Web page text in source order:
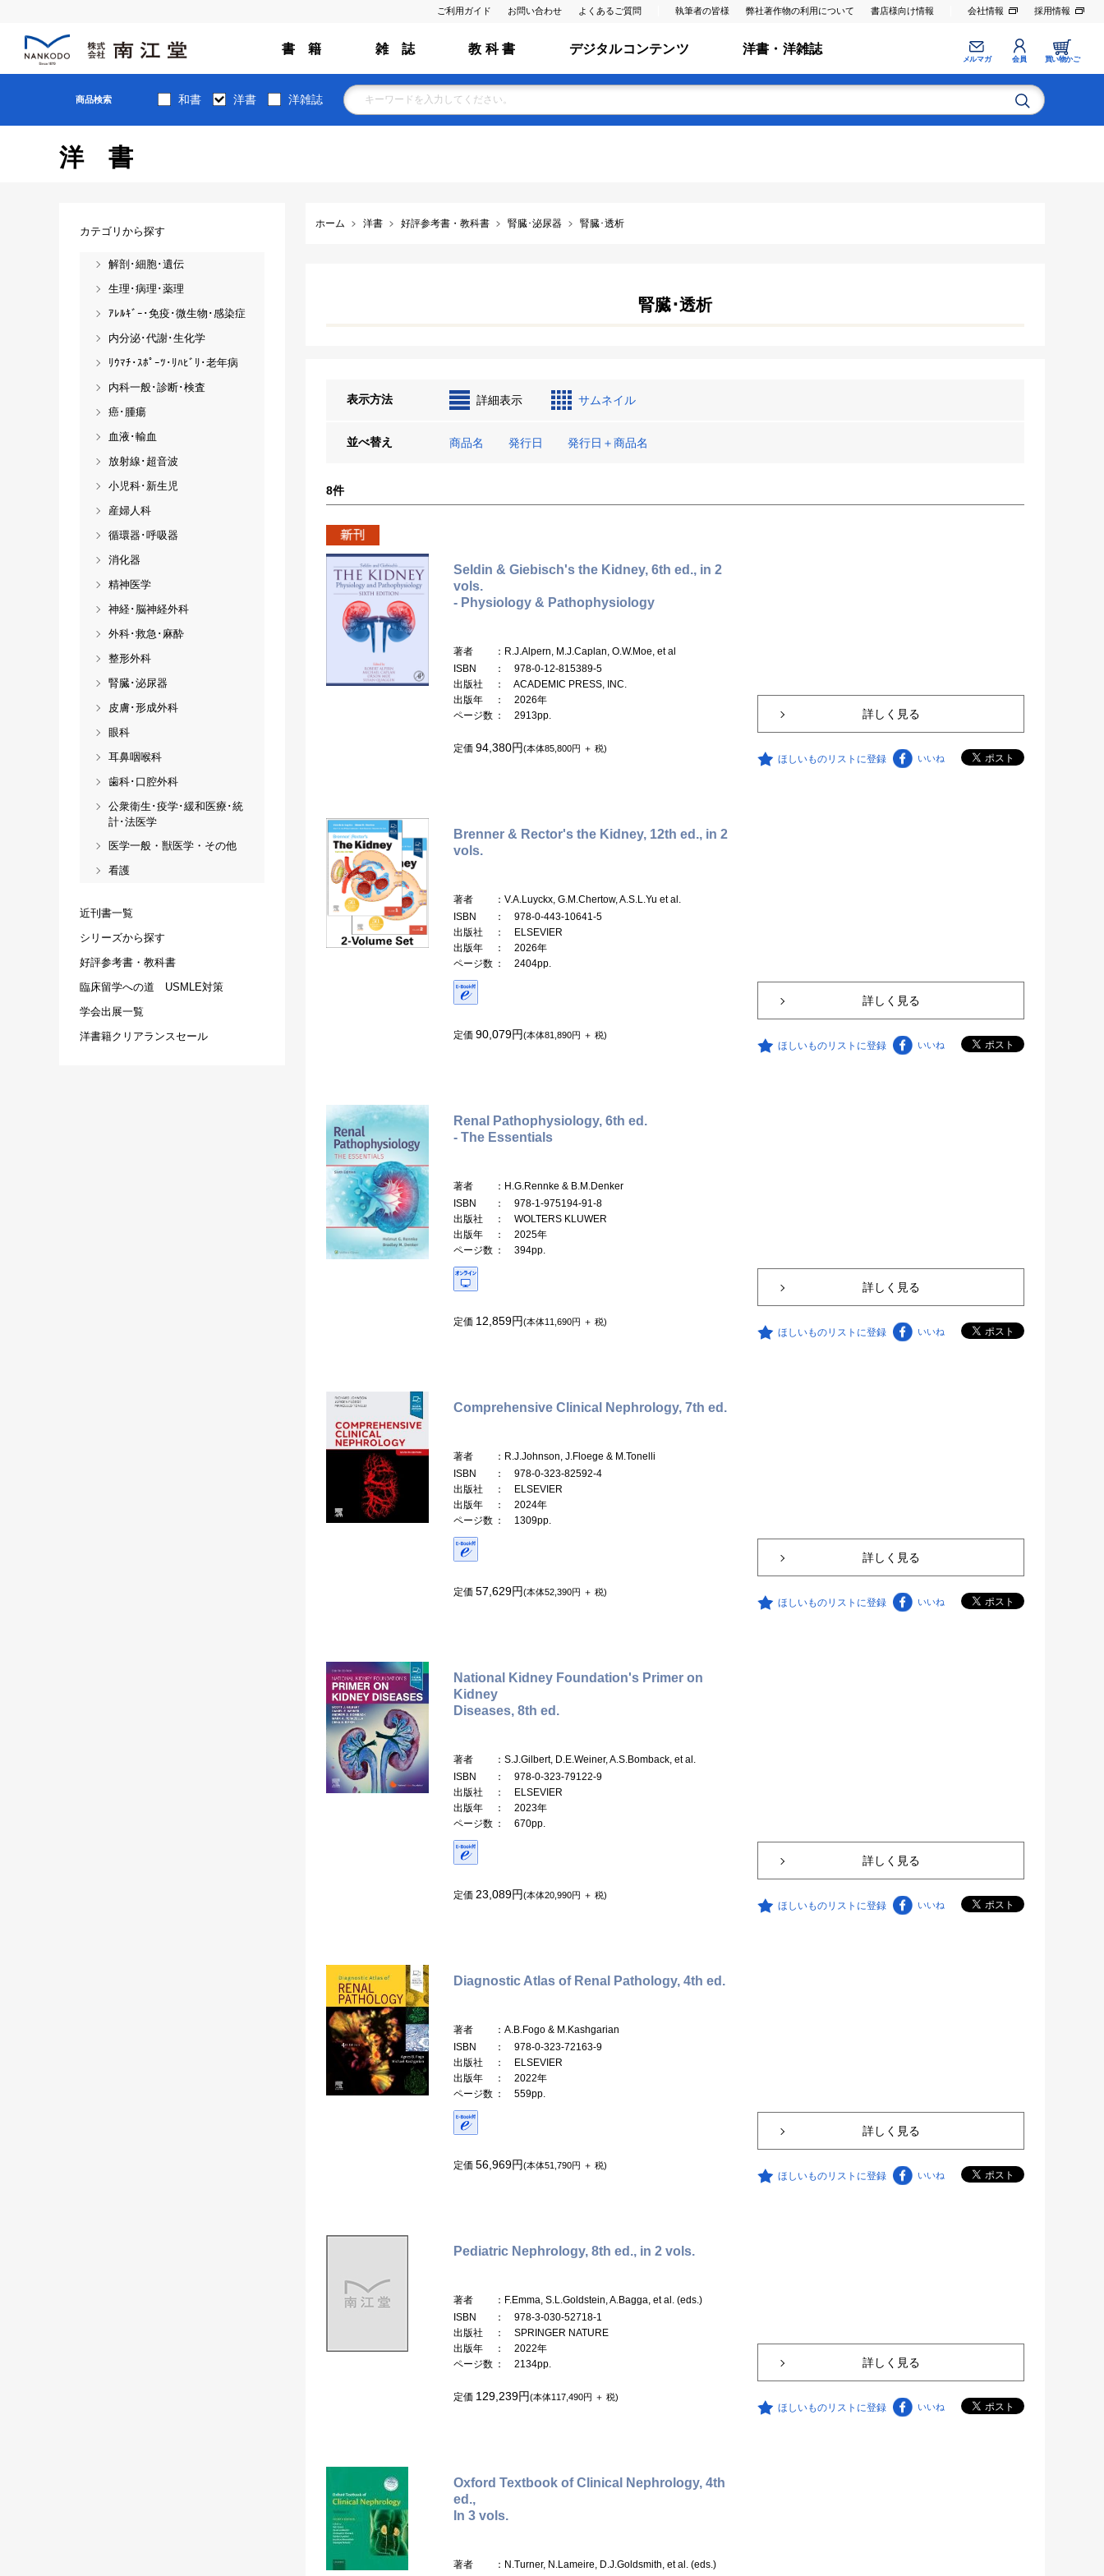
ご利用ガイド お問い合わせ よくあるご質問 執筆者の皆様 弊社著作物の利用について 書店様向け情報 会社情報 採用情報
書 籍 雑 誌 教 科 書 デジタルコンテンツ 洋書・洋雑誌
メルマガ 会員 買い物かご
商品検索 和書 洋書 洋雑誌
洋書
ホーム 洋書 好評参考書・教科書 腎臓･泌尿器 腎臓･透析
腎臓･透析
表示方法 詳細表示 サムネイル
並べ替え 商品名 発行日 発行日＋商品名
8件
Seldin & Giebisch's the Kidney, 6th ed., in 2
vols.
- Physiology & Pathophysiology
著者
：R.J.Alpern, M.J.Caplan, O.W.Moe, et al
ISBN
： 978-0-12-815389-5
出版社
： ACADEMIC PRESS, INC.
出版年
： 2026年
ページ数 ： 2913pp.
定価 94,380円(本体85,800円 ＋ 税)
詳しく見る
ほしいものリストに登録 いいね
Brenner & Rector's the Kidney, 12th ed., in 2
vols.
著者
：V.A.Luyckx, G.M.Chertow, A.S.L.Yu et al.
ISBN
： 978-0-443-10641-5
出版社
： ELSEVIER
出版年
： 2026年
ページ数 ： 2404pp.
定価 90,079円(本体81,890円 ＋ 税)
詳しく見る
ほしいものリストに登録 いいね
Renal Pathophysiology, 6th ed.
- The Essentials
著者
：H.G.Rennke & B.M.Denker
ISBN
： 978-1-975194-91-8
出版社
： WOLTERS KLUWER
出版年
： 2025年
ページ数 ： 394pp.
定価 12,859円(本体11,690円 ＋ 税)
詳しく見る
ほしいものリストに登録 いいね
Comprehensive Clinical Nephrology, 7th ed.
著者
：R.J.Johnson, J.Floege & M.Tonelli
ISBN
： 978-0-323-82592-4
出版社
： ELSEVIER
出版年
： 2024年
ページ数 ： 1309pp.
定価 57,629円(本体52,390円 ＋ 税)
詳しく見る
ほしいものリストに登録 いいね
National Kidney Foundation's Primer on
Kidney
Diseases, 8th ed.
著者
：S.J.Gilbert, D.E.Weiner, A.S.Bomback, et al.
ISBN
： 978-0-323-79122-9
出版社
： ELSEVIER
出版年
： 2023年
ページ数 ： 670pp.
定価 23,089円(本体20,990円 ＋ 税)
詳しく見る
ほしいものリストに登録 いいね
Diagnostic Atlas of Renal Pathology, 4th ed.
著者
：A.B.Fogo & M.Kashgarian
ISBN
： 978-0-323-72163-9
出版社
： ELSEVIER
出版年
： 2022年
ページ数 ： 559pp.
定価 56,969円(本体51,790円 ＋ 税)
詳しく見る
ほしいものリストに登録 いいね
Pediatric Nephrology, 8th ed., in 2 vols.
著者
：F.Emma, S.L.Goldstein, A.Bagga, et al. (eds.)
ISBN
： 978-3-030-52718-1
出版社
： SPRINGER NATURE
出版年
： 2022年
ページ数 ： 2134pp.
定価 129,239円(本体117,490円 ＋ 税)
詳しく見る
ほしいものリストに登録 いいね
Oxford Textbook of Clinical Nephrology, 4th
ed.,
In 3 vols.
著者
：N.Turner, N.Lameire, D.J.Goldsmith, et al. (eds.)
カテゴリから探す
解剖･細胞･遺伝
生理･病理･薬理
ｱﾚﾙｷﾞｰ･免疫･微生物･感染症
内分泌･代謝･生化学
ﾘｳﾏﾁ･ｽﾎﾟｰﾂ･ﾘﾊﾋﾞﾘ･老年病
内科一般･診断･検査
癌･腫瘍
血液･輸血
放射線･超音波
小児科･新生児
産婦人科
循環器･呼吸器
消化器
精神医学
神経･脳神経外科
外科･救急･麻酔
整形外科
腎臓･泌尿器
皮膚･形成外科
眼科
耳鼻咽喉科
歯科･口腔外科
公衆衛生･疫学･緩和医療･統
計･法医学
医学一般・獣医学・その他
看護
近刊書一覧
シリーズから探す
好評参考書・教科書
臨床留学への道 USMLE対策
学会出展一覧
洋書籍クリアランスセール